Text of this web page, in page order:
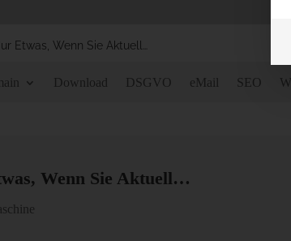
Etwas, Wenn Sie Aktuell…
Download DSGVO eMail SEO
Wenn Sie Aktuell…